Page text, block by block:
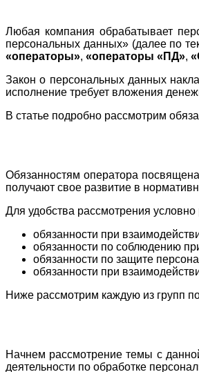
Любая компания обрабатывает
персональных данных» (далее по
«операторы», «операторы «ПД»,
Закон о персональных данных
исполнение требует вложения
В статье подробно рассмотрим
Обязанностям оператора
получают свое развитие в
Для удобства рассмотрения условно
обязанности при
обязанности по соблюдению
обязанности по защите
обязанности при
Ниже рассмотрим каждую из групп
Начнем рассмотрение темы с
деятельности по обработке